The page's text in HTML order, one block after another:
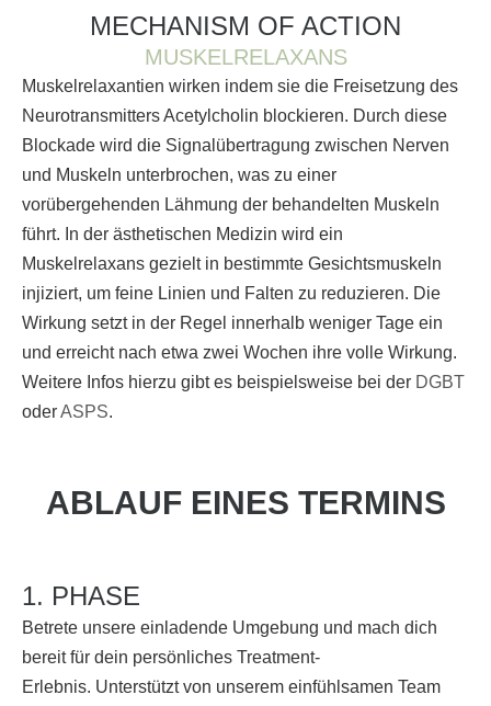
MECHANISM OF ACTION
MUSKELRELAXANS
Muskelrelaxantien wirken indem sie die Freisetzung des
Neurotransmitters Acetylcholin blockieren. Durch diese
Blockade wird die Signalübertragung zwischen Nerven
und Muskeln unterbrochen, was zu einer
vorübergehenden Lähmung der behandelten Muskeln
führt. In der ästhetischen Medizin wird ein
Muskelrelaxans gezielt in bestimmte Gesichtsmuskeln
injiziert, um feine Linien und Falten zu reduzieren. Die
Wirkung setzt in der Regel innerhalb weniger Tage ein
und erreicht nach etwa zwei Wochen ihre volle Wirkung.
Weitere Infos hierzu gibt es beispielsweise bei der DGBT
oderASPS.
ABLAUF EINES TERMINS
1. PHASE
Betrete unsere einladende Umgebung und mach dich
bereit für dein persönliches Treatment-
Erlebnis. Unterstützt von unserem einfühlsamen Team